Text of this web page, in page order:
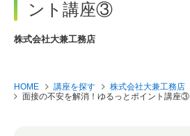
ント講座③
株式会社大兼工務店
HOME 講座を探す
株式会社大兼工務店
面接の不安を解消！ゆるっとポイント講座③